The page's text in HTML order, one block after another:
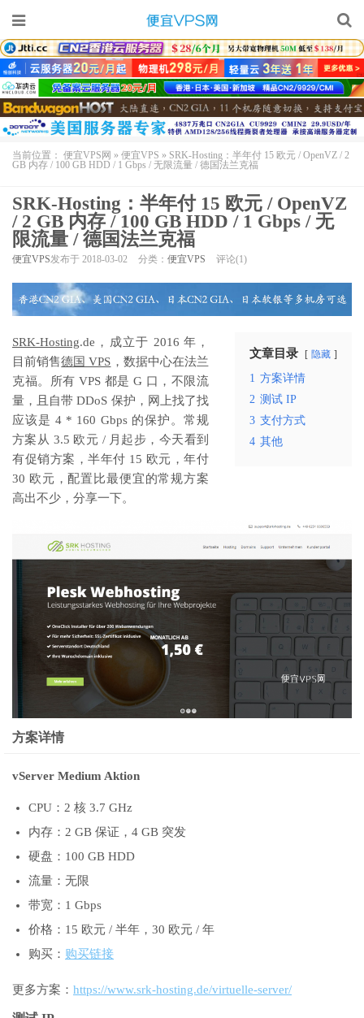
当前位置： 便宜VPS网 » 便宜VPS » SRK-Hosting：半年付 15 欧元 / OpenVZ / 2
GB 内存 / 100 GB HDD / 1 Gbps / 无限流量 / 德国法兰克福
SRK-Hosting：半年付 15 欧元 / OpenVZ
/ 2 GB 内存 / 100 GB HDD / 1 Gbps / 无
限流量 / 德国法兰克福
便宜VPS发布于 2018-03-02 分类： 便宜VPS 评论(1)
文章目录 隐藏
1 方案详情
2 测试 IP
3 支付方式
4 其他
SRK-Hosting.de，成立于 2016 年，
目前销售德国 VPS ，数据中心在法兰
克福。所有 VPS 都是 G 口，不限流
量，且自带 DDoS 保护，网上找了找
应该是 4 * 160 Gbps 的保护。常规
方案从 3.5 欧元 / 月起步，今天看到
有促销方案，半年付 15 欧元，年付
30 欧元，配置比最便宜的常规方案
高出不少，分享一下。
方案详情
vServer Medium Aktion
CPU：2 核 3.7 GHz
内存：2 GB 保证，4 GB 突发
硬盘：100 GB HDD
流量：无限
带宽：1 Gbps
价格：15 欧元 / 半年，30 欧元 / 年
购买： 购买链接
更多方案： https://www.srk-hosting.de/virtuelle-server/